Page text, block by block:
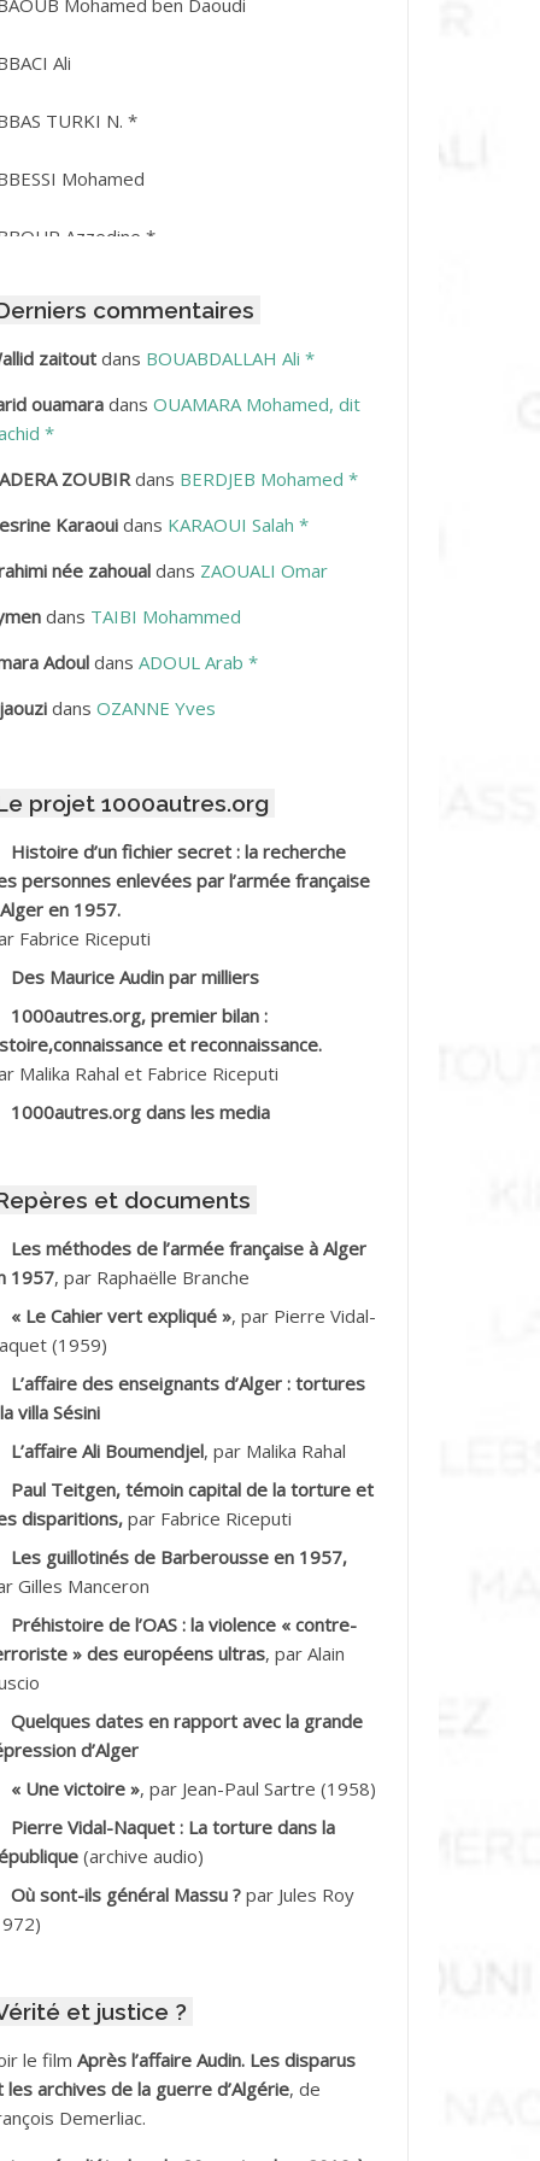
Ali
TURKI N. *
Mohamed
Azzedine *
Amar
Hamid
Mohamed
Lakhdar
Haciba
Mohamed Hamoud*
Mohamed *
Ahmed
Mohamed ben Kaddour
Kouider
Ahmed dit le Coiffeur
Mohamed
Salah
M.*
Ali
Tahar
Ramdane *
Baghdad*
Boualem*
Rachid
Omar
Vve AIT SAADA
Mohamed Akli
commentaires
zaitoutdans BOUABDALLAH Ali *
ouamaradans OUAMARA Mohamed, dit
*
ZOUBIRdans BERDJEB Mohamed *
Karaouidans KARAOUI Salah *
née zahoualdans ZAOUALI Omar
dans TAIBI Mohammed
Adouldans ADOUL Arab *
dans OZANNE Yves
projet 1000autres.org
Histoire d’un fichier secret : la recherche
personnes enlevées par l’armée française
en 1957.
Fabrice Riceputi
Des Maurice Audin par milliers
1000autres.org, premier bilan :
et reconnaissance.
Malika Rahal et Fabrice Riceputi
1000autres.org dans les media
et documents
Les méthodes de l’armée française à Alger
1957, par Raphaëlle Branche
« Le Cahier vert expliqué », par Pierre Vidal-
(1959)
L’affaire des enseignants d’Alger : tortures
villa Sésini
L’affaire Ali Boumendjel, par Malika Rahal
Paul Teitgen, témoin capital de la torture et
disparitions, par Fabrice Riceputi
Les guillotinés de Barberousse en 1957,
Gilles Manceron
Préhistoire de l’OAS : la violence « contre-
» des européens ultras, par Alain
Quelques dates en rapport avec la grande
d’Alger
« Une victoire », par Jean-Paul Sartre (1958)
Pierre Vidal-Naquet : La torture dans la
(archive audio)
Où sont-ils général Massu ? par Jules Roy
et justice ?
le film Après l’affaire Audin. Les disparus
les archives de la guerre d’Algérie, de
Demerliac.